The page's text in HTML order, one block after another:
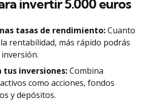
invertir 5.000 euros
tasas de rendimiento:Cuanto
rentabilidad, más rápido podrás
tus inversiones:Combina
como acciones, fondos
y depósitos.